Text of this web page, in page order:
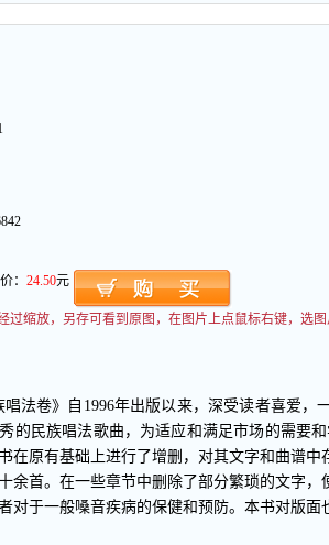
： 24.50元
过缩放，另存可看到原图，在图片上点鼠标右键，选
唱法卷》自1996年出版以来，深受读者喜爱
的民族唱法歌曲，为适应和满足市场的需要
在原有基础上进行了增删，对其文字和曲谱
余首。在一些章节中删除了部分繁琐的文字
对于一般嗓音疾病的保健和预防。本书对版面